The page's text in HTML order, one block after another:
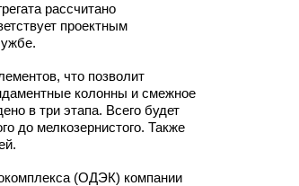
рассчитано
проектным
что позволит
колонны и смежное
в три этапа. Всего будет
до мелкозернистого. Также
(ОДЭК) компании